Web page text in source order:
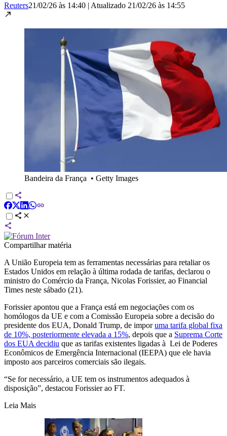
Reuters21/02/26 às 14:40 | Atualizado 21/02/26 às 14:55
Bandeira da França • Getty Images
Compartilhar matéria
A União Europeia tem as ferramentas necessárias para retaliar os
Estados Unidos em relação à última rodada de tarifas, declarou o
ministro do Comércio da França, Nicolas Forissier, ao Financial
Times neste sábado (21).
Forissier apontou que a França está em negociações com os
homólogos da UE e com a Comissão Europeia sobre a decisão do
presidente dos EUA, Donald Trump, de imporuma tarifa global fixa
de 10%, posteriormente elevada a 15%, depois que a Suprema Corte
dos EUA decidiu que as tarifas existentes ligadas à Lei de Poderes
Econômicos de Emergência Internacional (IEEPA) que ele havia
imposto aos parceiros comerciais são ilegais.
“Se for necessário, a UE tem os instrumentos adequados à
disposição”, destacou Forissier ao FT.
Leia Mais